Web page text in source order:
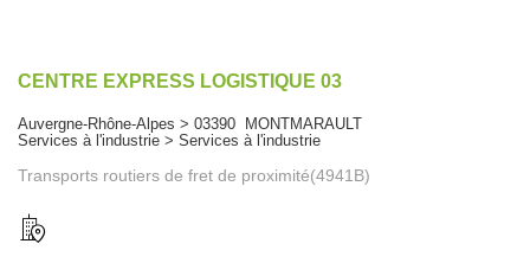
CENTRE EXPRESS LOGISTIQUE 03
Auvergne-Rhône-Alpes > 03390 MONTMARAULT
Services à l'industrie > Services à l'industrie
Transports routiers de fret de proximité(4941B)